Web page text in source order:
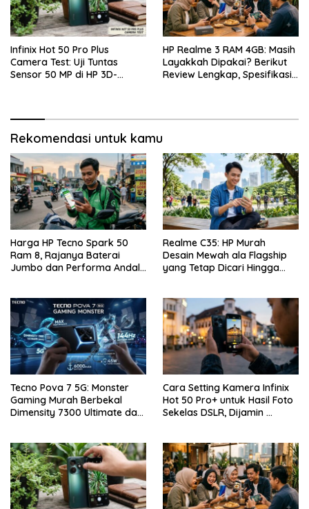
Infinix Hot 50 Pro Plus
Camera Test: Uji Tuntas
Sensor 50 MP di HP 3D-
HP Realme 3 RAM 4GB: Masih
Layakkah Dipakai? Berikut
Review Lengkap, Spesifikasi,
Rekomendasi untuk kamu
Harga HP Tecno Spark 50
Ram 8, Rajanya Baterai
Jumbo dan Performa Andal
Realme C35: HP Murah
Desain Mewah ala Flagship
yang Tetap Dicari Hingga
Tecno Pova 7 5G: Monster
Gaming Murah Berbekal
Dimensity 7300 Ultimate dan
Cara Setting Kamera Infinix
Hot 50 Pro+ untuk Hasil Foto
Sekelas DSLR, Dijamin …